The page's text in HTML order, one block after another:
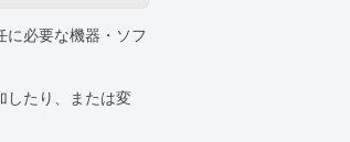
必要な機器・ソフ
したり、または変